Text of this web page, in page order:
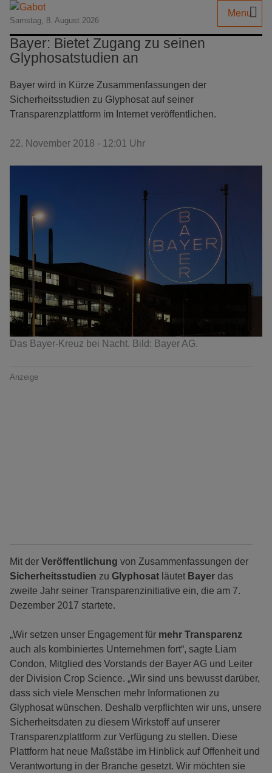
Samstag, 8. August 2026
Menu
Bayer: Bietet Zugang zu seinen
Glyphosatstudien an
Bayer wird in Kürze Zusammenfassungen der
Sicherheitsstudien zu Glyphosat auf seiner
Transparenzplattform im Internet veröffentlichen.
22. November 2018 - 12:01 Uhr
Das Bayer-Kreuz bei Nacht. Bild: Bayer AG.
Anzeige
Mit der Veröffentlichung von Zusammenfassungen der
Sicherheitsstudien zu Glyphosat läutet Bayer das
zweite Jahr seiner Transparenzinitiative ein, die am 7.
Dezember 2017 startete.
„Wir setzen unser Engagement für mehr Transparenz
auch als kombiniertes Unternehmen fort“, sagte Liam
Condon, Mitglied des Vorstands der Bayer AG und Leiter
der Division Crop Science. „Wir sind uns bewusst darüber,
dass sich viele Menschen mehr Informationen zu
Glyphosat wünschen. Deshalb verpflichten wir uns, unsere
Sicherheitsdaten zu diesem Wirkstoff auf unserer
Transparenzplattform zur Verfügung zu stellen. Diese
Plattform hat neue Maßstäbe im Hinblick auf Offenheit und
Verantwortung in der Branche gesetzt. Wir möchten sie